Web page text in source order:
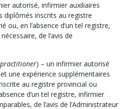
autorisé, infirmier auxiliaires
inscrits au registre
ou, en l’absence d’un tel registre,
de l’avis de
) – un infirmier autorisé
une expérience supplémentaires
au registre provincial ou
d’un tel registre, infirmier
de l’avis de l’Administrateur